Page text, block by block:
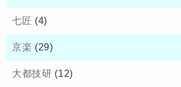
七匠 (4)
京楽 (29)
大都技研 (12)